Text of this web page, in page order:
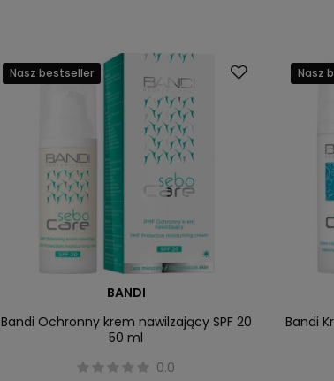
Nasz bestseller
BANDI
Bandi Ochronny krem nawilzający SPF 20
50 ml
0.0
Nasz
Bandi